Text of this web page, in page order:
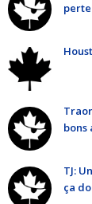
bons
TJ:
ça